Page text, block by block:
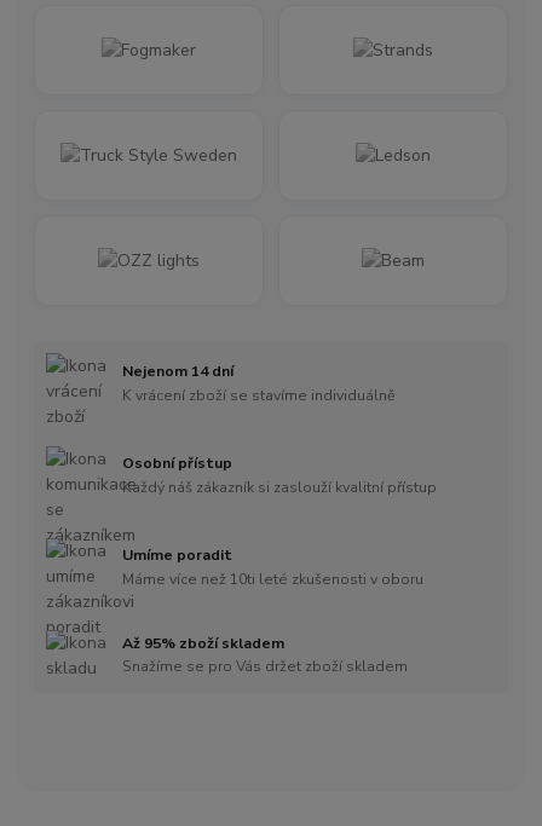
Nejenom 14 dní
K vrácení zboží se stavíme individuálně
Osobní přístup
Každý náš zákazník si zaslouží kvalitní přístup
Umíme poradit
Máme více než 10ti leté zkušenosti v oboru
Až 95% zboží skladem
Snažíme se pro Vás držet zboží skladem